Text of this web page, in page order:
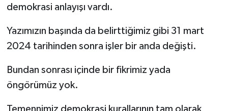
demokrasi anlayışı vardı.
Yazımızın başında da belirttiğimiz gibi 31 mart
2024 tarihinden sonra işler bir anda değişti.
Bundan sonrası içinde bir fikrimiz yada
öngörümüz yok.